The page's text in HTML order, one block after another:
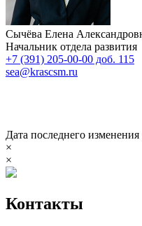
Сычёва Елена
Начальник отдела развития
+7 (391) 205-00-00 доб. 115
sea@krascsm.ru
Дата последнего
×
×
Контакты